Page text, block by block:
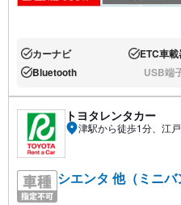
あり:カーナビ あり:ETC車載
あり:Bluetooth なし:USB端
トヨタレンタカー
津駅から徒歩1分、江
シエンタ 他（ミニバ